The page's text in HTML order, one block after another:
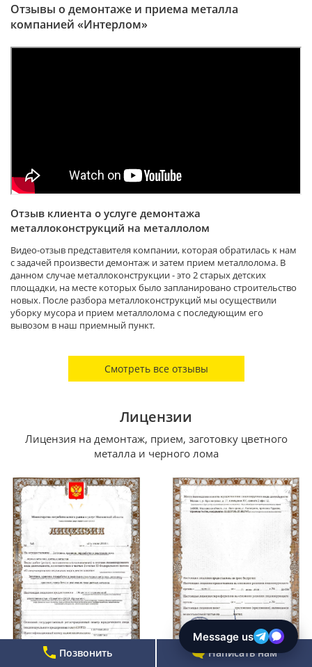
Отзывы о демонтаже и приема металла
компанией «Интерлом»
Отзыв клиента о услуге демонтажа
металлоконструкций на металлолом
Видео-отзыв представителя компании, которая обратилась к нам
с задачей произвести демонтаж и затем прием металлолома. В
данном случае металлоконструкции - это 2 старых детских
площадки, на месте которых было запланировано строительство
новых. После разбора металлоконструкций мы осуществили
уборку мусора и прием металлолома с последующим его
вывозом в наш приемный пункт.
Смотреть все отзывы
Лицензии
Лицензия на демонтаж, прием, заготовку цветного
металла и черного лома
Позвонить Написать нам